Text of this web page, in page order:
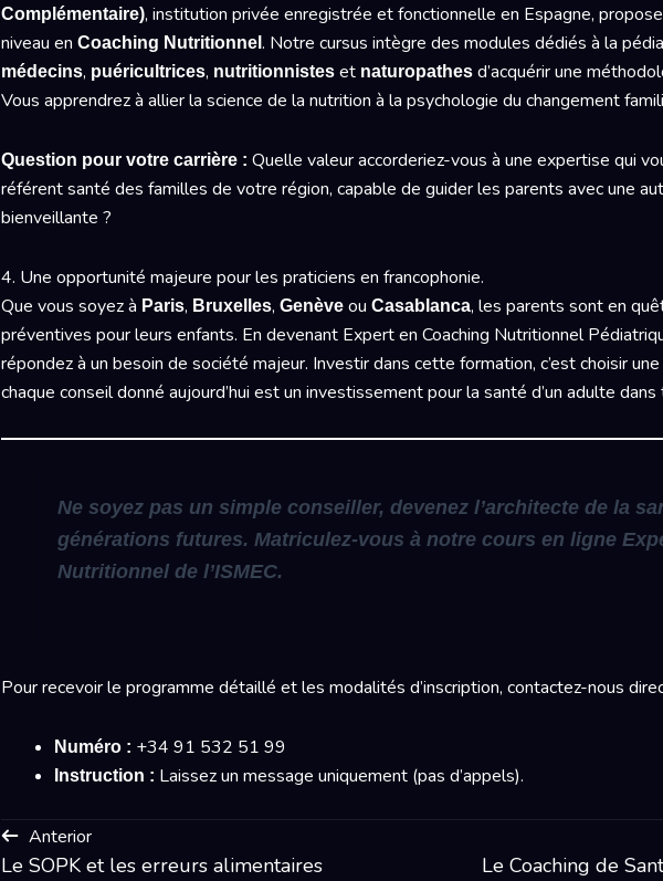
Complémentaire), institution privée enregistrée et fonctionnelle en Espagne,
niveau en Coaching Nutritionnel . Notre cursus intègre des modules dédiés à la
médecins, puéricultrices, nutritionnisteset naturopathesd’acquérir une
Vous apprendrez à allier la science de la nutrition à la psychologie du changement
Question pour votre carrière : Quelle valeur accorderiez-vous à une expertise qui
référent santé des familles de votre région, capable de guider les parents avec une
bienveillante ?
4. Une opportunité majeure pour les praticiens en francophonie.
Que vous soyez à Paris, Bruxelles, Genèveou Casablanca, les parents sont en
préventives pour leurs enfants. En devenant Expert en Coaching Nutritionnel
répondez à un besoin de société majeur. Investir dans cette formation, c’est choisir
chaque conseil donné aujourd’hui est un investissement pour la santé d’un adulte
Ne soyez pas un simple conseiller, devenez l’architecte de la
générations futures. Matriculez-vous à notre cours en ligne
Nutritionnel de l’ISMEC.
Pour recevoir le programme détaillé et les modalités d’inscription, contactez-nous
Numéro : +34 91 532 51 99
Instruction : Laissez un message uniquement (pas d’appels).
Anterior
Le SOPK et les erreurs alimentaires
Le Coaching de